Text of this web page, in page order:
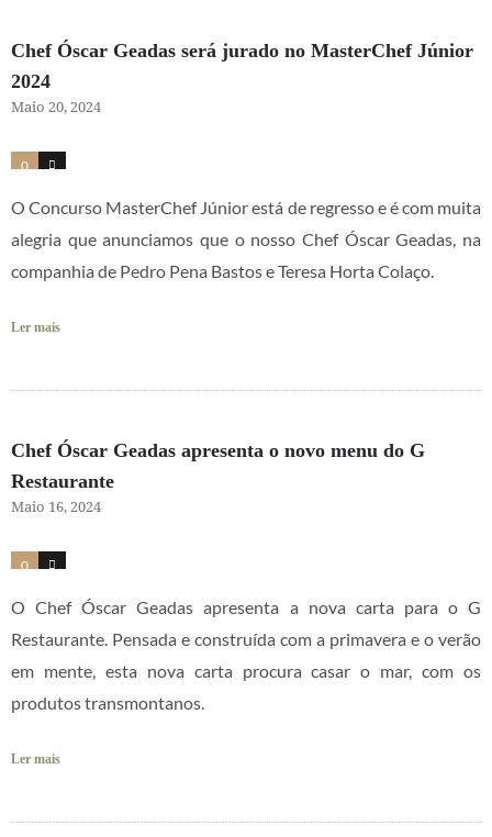
Chef Óscar Geadas será jurado no MasterChef Júnior
2024
Maio 20, 2024
0 2
O Concurso MasterChef Júnior está de regresso e é com muita
alegria que anunciamos que o nosso Chef Óscar Geadas, na
companhia de Pedro Pena Bastos e Teresa Horta Colaço.
Ler mais
Chef Óscar Geadas apresenta o novo menu do G
Restaurante
Maio 16, 2024
0 2
O Chef Óscar Geadas apresenta a nova carta para o G
Restaurante. Pensada e construída com a primavera e o verão
em mente, esta nova carta procura casar o mar, com os
produtos transmontanos.
Ler mais